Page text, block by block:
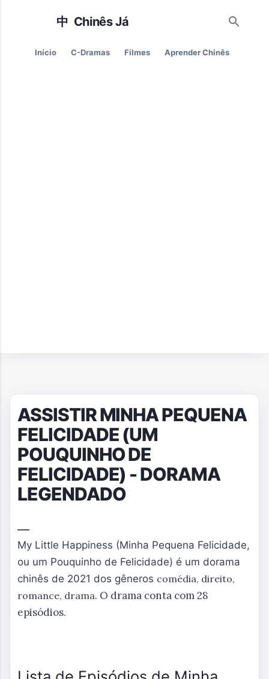
Pular para o conteúdo principal
Início C-Dramas Filmes Aprender Chinês
ASSISTIR MINHA PEQUENA
FELICIDADE (UM
POUQUINHO DE
FELICIDADE) - DORAMA
LEGENDADO
My Little Happiness (Minha Pequena Felicidade,
ou um Pouquinho de Felicidade) é um dorama
chinês de 2021 dos gêneros comédia, direito,
romance, drama. O drama conta com 28
episódios.